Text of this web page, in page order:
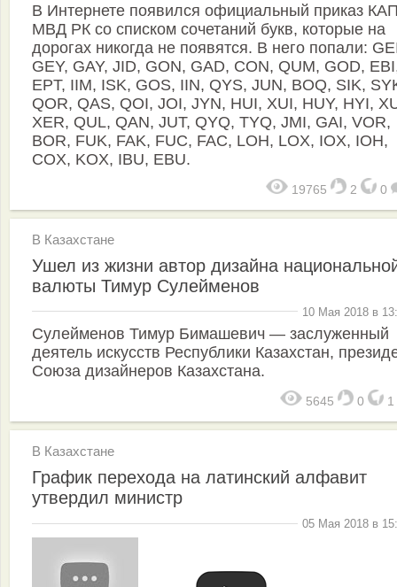
В Интернете появился официальный приказ
МВД РК со списком сочетаний букв, которые на
дорогах никогда не появятся. В него попали:
GEY, GAY, JID, GON, GAD, CON, QUM, GOD,
EPT, IIM, ISK, GOS, IIN, QYS, JUN, BOQ, SIK,
QOR, QAS, QOI, JOI, JYN, HUI, XUI, HUY, HYI,
XER, QUL, QAN, JUT, QYQ, TYQ, JMI, GAI, VOR,
BOR, FUK, FAK, FUC, FAC, LOH, LOX, IOX, IOH,
COX, KOX, IBU, EBU.
19765 2 0
В Казахстане
Ушел из жизни автор дизайна
валюты Тимур Сулейменов
10 Мая 2018 в
Сулейменов Тимур Бимашевич — заслуженный
деятель искусств Республики Казахстан,
Союза дизайнеров Казахстана.
5645 0 1
В Казахстане
График перехода на латинский алфавит
утвердил министр
05 Мая 2018 в